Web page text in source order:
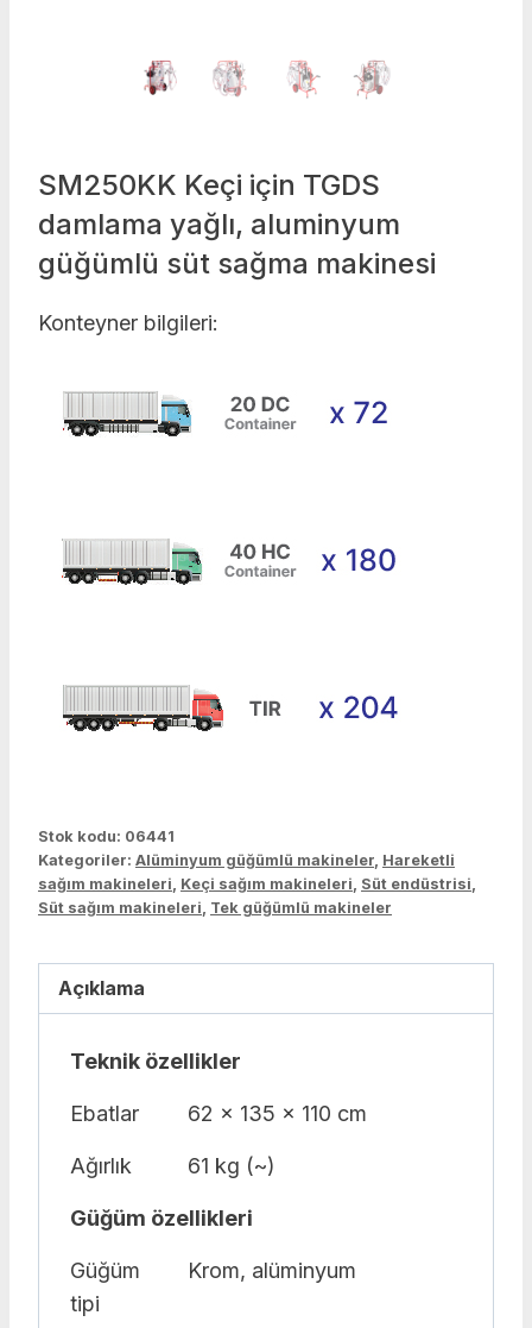
SM250KK Keçi için TGDS
damlama yağlı, aluminyum
güğümlü süt sağma makinesi
Konteyner bilgileri:
Stok kodu: 06441
Kategoriler: Alüminyum güğümlü makineler, Hareketli
sağım makineleri, Keçi sağım makineleri, Süt endüstrisi,
Süt sağım makineleri, Tek güğümlü makineler
Açıklama
Teknik özellikler
Ebatlar 62 x 135 x 110 cm
Ağırlık 61 kg (~)
Güğüm özellikleri
Güğüm
tipi
Krom, alüminyum